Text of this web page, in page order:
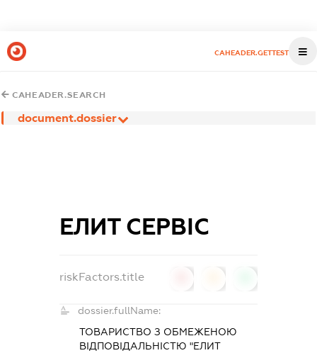
CAHEADER.GETTEST
CAHEADER.SEARCH
document.dossier
ЕЛИТ СЕРВІС
riskFactors.title
dossier.fullName:
ТОВАРИСТВО З ОБМЕЖЕНОЮ
ВІДПОВІДАЛЬНІСТЮ "ЕЛИТ